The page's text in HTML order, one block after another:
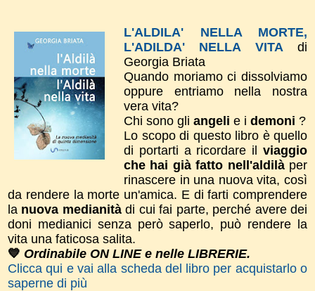
L'ALDILA' NELLA MORTE,
L'ADILDA' NELLA VITA di
Georgia Briata
Quando moriamo ci dissolviamo
oppure entriamo nella nostra
vera vita?
Chi sono gli angeli e i demoni ?
Lo scopo di questo libro è quello
di portarti a ricordare il viaggio
che hai già fatto nell'aldilà per
rinascere in una nuova vita, così
da rendere la morte un'amica. E di farti comprendere
la nuova medianitàdi cui fai parte, perché avere dei
doni medianici senza però saperlo, può rendere la
vita una faticosa salita.
💙 Ordinabile ON LINE e nelle LIBRERIE.
Clicca qui e vai alla scheda del libro per acquistarlo o
saperne di più